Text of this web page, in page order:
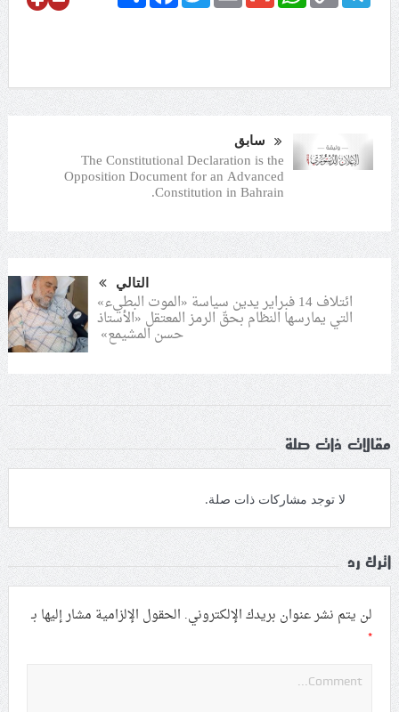
سابق
The Constitutional Declaration is the
Opposition Document for an Advanced
Constitution in Bahrain.
التالي
ائتلاف 14 فبراير يدين سياسة «الموت البطيء»
التي يمارسها النظام بحقّ الرمز المعتقل «الأستاذ
حسن المشيمع»
مقالات ذات صلة
لا توجد مشاركات ذات صلة.
اترك رد
لن يتم نشر عنوان بريدك الإلكتروني. الحقول الإلزامية مشار إليها بـ
*